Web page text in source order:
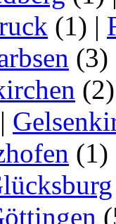
(1) |
(3)
|
(1)